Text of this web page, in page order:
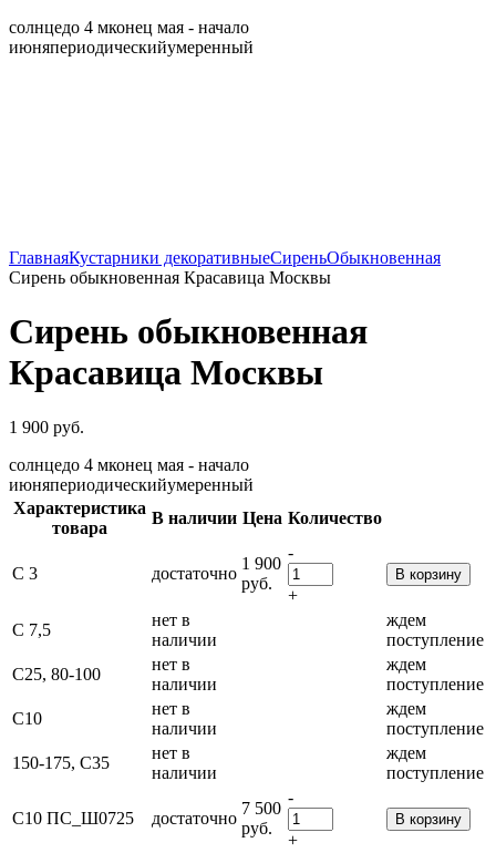
солнцедо 4 мконец мая - начало
июняпериодическийумеренный
ГлавнаяКустарники декоративныеСиреньОбыкновенная
Сирень обыкновенная Красавица Москвы
Сирень обыкновенная
Красавица Москвы
1 900 руб.
солнцедо 4 мконец мая - начало
июняпериодическийумеренный
Характеристика
товара
В наличии Цена Количество
С 3 достаточно
1 900
руб.
-
+
В корзину
С 7,5
нет в
наличии
ждем
поступление
С25, 80-100
нет в
наличии
ждем
поступление
С10
нет в
наличии
ждем
поступление
150-175, С35
нет в
наличии
ждем
поступление
С10 ПС_Ш0725 достаточно
7 500
руб.
-
+
В корзину